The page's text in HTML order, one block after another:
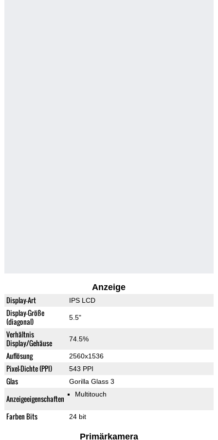
Anzeige
Display-Art IPS LCD
Display-Größe
(diagonal)
5.5"
Verhältnis
Display/Gehäuse
74.5%
Auflösung 2560x1536
Pixel-Dichte (PPI) 543 PPI
Glas Gorilla Glass 3
Anzeigeeigenschaften Multitouch
Farben Bits 24 bit
Primärkamera